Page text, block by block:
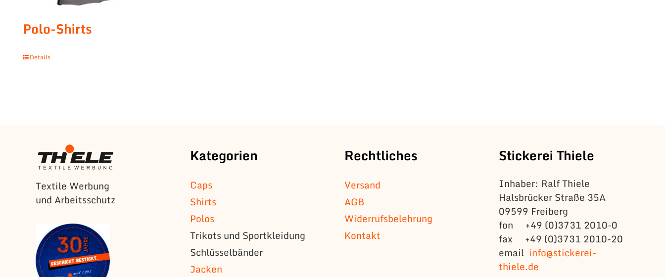
Polo-Shirts
Details
Textile Werbung
und Arbeitsschutz
Kategorien
Caps
Shirts
Polos
Trikots und Sportkleidung
Schlüsselbänder
Jacken
Rechtliches
Versand
AGB
Widerrufsbelehrung
Kontakt
Stickerei Thiele
Inhaber: Ralf Thiele
Halsbrücker Straße 35A
09599 Freiberg
fon +49 (0)3731 2010-0
fax +49 (0)3731 2010-20
email info@stickerei-
thiele.de